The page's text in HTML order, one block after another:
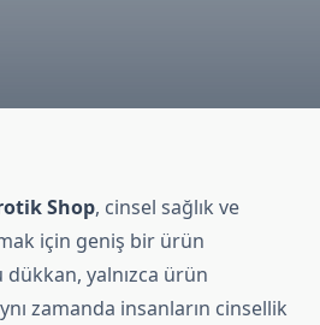
Shop, cinsel sağlık ve
için geniş bir ürün
yalnızca ürün
zamanda insanların cinsellik